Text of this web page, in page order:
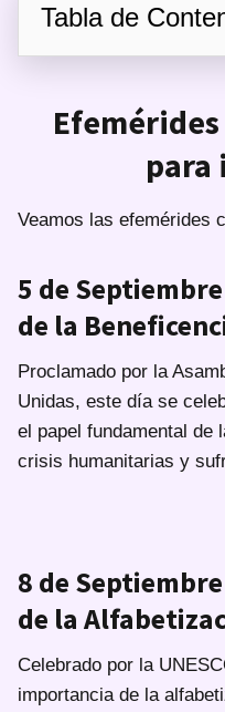
Tabla de
Veamos las efemérides
5 de
de la
Proclamado por la
Unidas, este día se
el papel fundamental de
crisis humanitarias y
8 de
de la
Celebrado por la
importancia de la